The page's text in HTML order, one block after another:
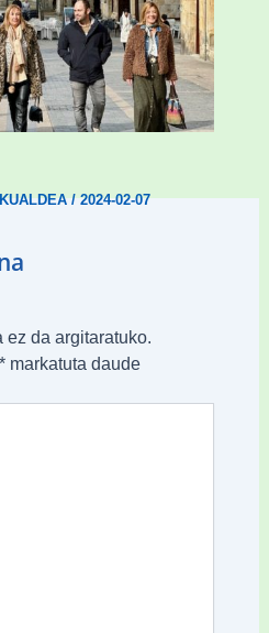
langileak
Abadiñon eta
/2024-02-07
da argitaratuko.
*markatuta daude